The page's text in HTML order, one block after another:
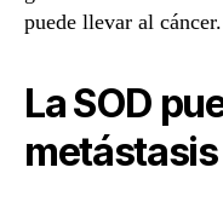
puede llevar al cáncer.
La SOD
metástasis